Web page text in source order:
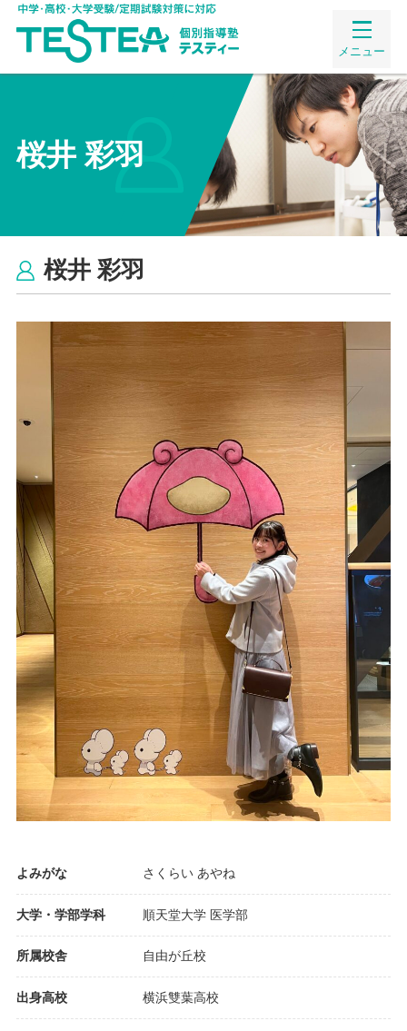
メニュー
桜井 彩羽
桜井 彩羽
よみがな さくらい あやね
大学・学部学科 順天堂大学 医学部
所属校舎 自由が丘校
出身高校 横浜雙葉高校